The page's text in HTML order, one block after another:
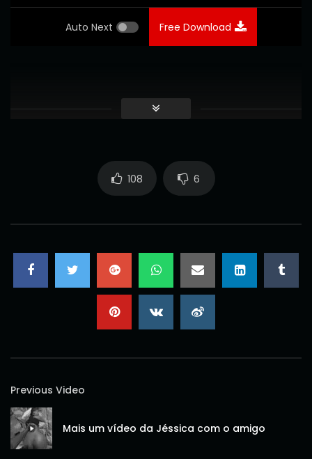
Auto Next Free Download
108 6
Previous Video
Mais um vídeo da Jéssica com o amigo